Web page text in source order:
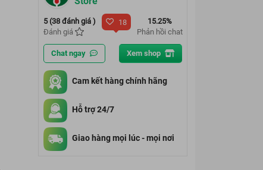
5 (38 đánh giá )
Đánh giá
18
15.25%
Phản hồi chat
Chat ngay Xem shop
Cam kết hàng chính hãng
Hỗ trợ 24/7
Giao hàng mọi lúc - mọi nơi